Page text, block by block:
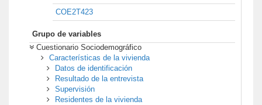
COE2T423
Grupo de variables
Cuestionario Sociodemográfico
Características de la vivienda
Datos de identificación
Resultado de la entrevista
Supervisión
Residentes de la vivienda